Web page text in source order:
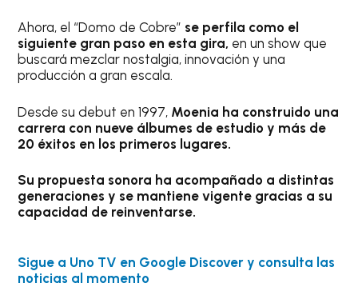
Ahora, el “Domo de Cobre” se perfila como el
siguiente gran paso en esta gira, en un show que
buscará mezclar nostalgia, innovación y una
producción a gran escala.
Desde su debut en 1997, Moenia ha construido una
carrera con nueve álbumes de estudio y más de
20 éxitos en los primeros lugares.
Su propuesta sonora ha acompañado a distintas
generaciones y se mantiene vigente gracias a su
capacidad de reinventarse.
Sigue a Uno TV en Google Discover y consulta las
noticias al momento